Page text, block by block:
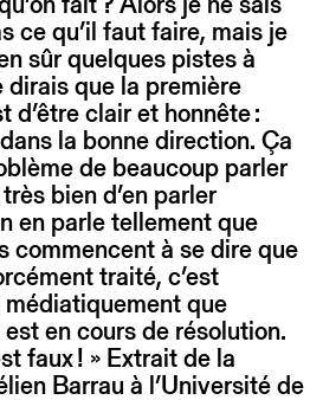
ce qu’il faut faire, mais je
sûr quelques pistes à
que la première
d’être clair et honnête :
la bonne direction. Ça
de beaucoup parler
bien d’en parler
en parle tellement que
commencent à se dire que
traité, c’est
que
en cours de résolution.
faux ! » Extrait de la
Barrau à l’Université de